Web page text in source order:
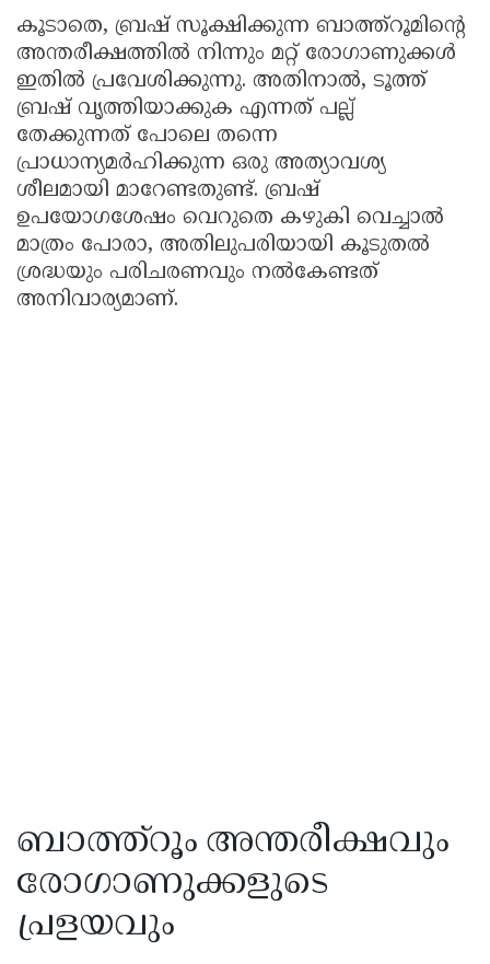
കൂടാതെ, ബ്രഷ് സൂക്ഷിക്കുന്ന ബാത്ത്റൂമിന്റെ
അന്തരീക്ഷത്തിൽ നിന്നും മറ്റ് രോഗാണുക്കൾ
ഇതിൽ പ്രവേശിക്കുന്നു. അതിനാൽ, ടൂത്ത്
ബ്രഷ് വൃത്തിയാക്കുക എന്നത് പല്ല്
തേക്കുന്നത് പോലെ തന്നെ
പ്രാധാന്യമർഹിക്കുന്ന ഒരു അത്യാവശ്യ
ശീലമായി മാറേണ്ടതുണ്ട്. ബ്രഷ്
ഉപയോഗശേഷം വെറുതെ കഴുകി വെച്ചാൽ
മാത്രം പോരാ, അതിലുപരിയായി കൂടുതൽ
ശ്രദ്ധയും പരിചരണവും നൽകേണ്ടത്
അനിവാര്യമാണ്.
ബാത്ത്റൂം അന്തരീക്ഷവും
രോഗാണുക്കളുടെ
പ്രളയവും